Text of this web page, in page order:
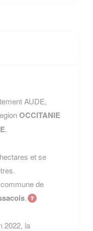
AUDE,
OCCITANIE
.
et se
de
.
2022, la